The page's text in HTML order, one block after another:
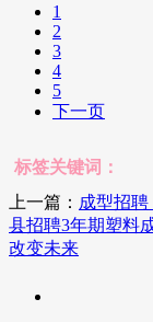
1
2
3
4
5
下一页
标签关键词：
上一篇： 成型招聘
县招聘3年期塑料
改变未来